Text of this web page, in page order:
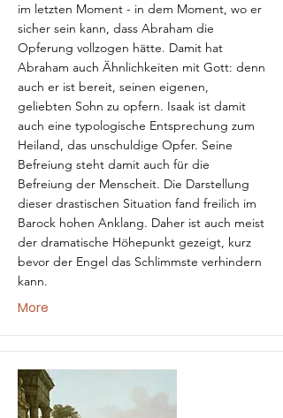
im letzten Moment - in dem Moment, wo er
sicher sein kann, dass Abraham die
Opferung vollzogen hätte. Damit hat
Abraham auch Ähnlichkeiten mit Gott: denn
auch er ist bereit, seinen eigenen,
geliebten Sohn zu opfern. Isaak ist damit
auch eine typologische Entsprechung zum
Heiland, das unschuldige Opfer. Seine
Befreiung steht damit auch für die
Befreiung der Menscheit. Die Darstellung
dieser drastischen Situation fand freilich im
Barock hohen Anklang. Daher ist auch meist
der dramatische Höhepunkt gezeigt, kurz
bevor der Engel das Schlimmste verhindern
kann.
More